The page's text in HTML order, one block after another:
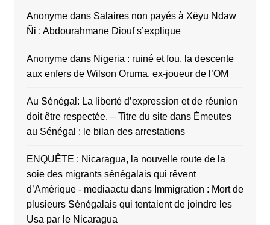
Anonymedans Salaires non payés à Xëyu Ndaw
Ñi : Abdourahmane Diouf s’explique
Anonymedans Nigeria : ruiné et fou, la descente
aux enfers de Wilson Oruma, ex-joueur de l’OM
Au Sénégal: La liberté d’expression et de réunion
doit être respectée. – Titre du sitedans Émeutes
au Sénégal : le bilan des arrestations
ENQUÊTE : Nicaragua, la nouvelle route de la
soie des migrants sénégalais qui rêvent
d’Amérique - mediaactu dans Immigration : Mort de
plusieurs Sénégalais qui tentaient de joindre les
Usa par le Nicaragua